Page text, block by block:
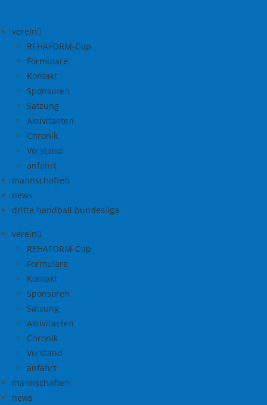
springen
verein
REHAFORM-Cup
Formulare
Kontakt
Sponsoren
Satzung
Aktivitaeten
Chronik
Vorstand
anfahrt
mannschaften
news
dritte handball bundesliga
verein
REHAFORM-Cup
Formulare
Kontakt
Sponsoren
Satzung
Aktivitaeten
Chronik
Vorstand
anfahrt
mannschaften
news